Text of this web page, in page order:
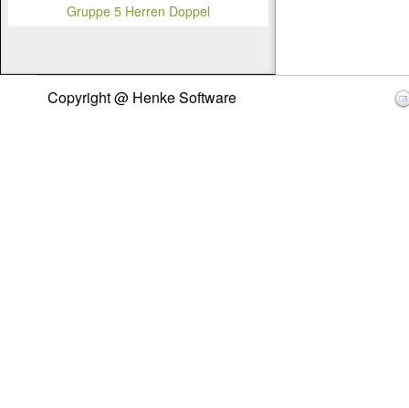
Gruppe 5 Herren Doppel
Copyright @ Henke Software